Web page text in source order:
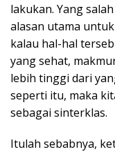
lakukan. Yang
alasan utama
kalau hal-hal
yang sehat,
lebih tinggi dari
seperti itu, maka
sebagai sinterklas.
Itulah sebabnya,